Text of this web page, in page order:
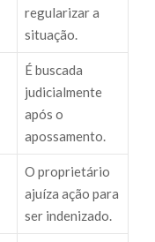
regularizar a
situação.
É buscada
judicialmente
após o
apossamento.
O proprietário
ajuíza ação para
ser indenizado.